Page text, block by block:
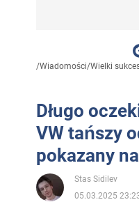
/Wiadomości/Wielki
Długo
VW tańszy
pokazany
Stas Sidilev
05.03.2025